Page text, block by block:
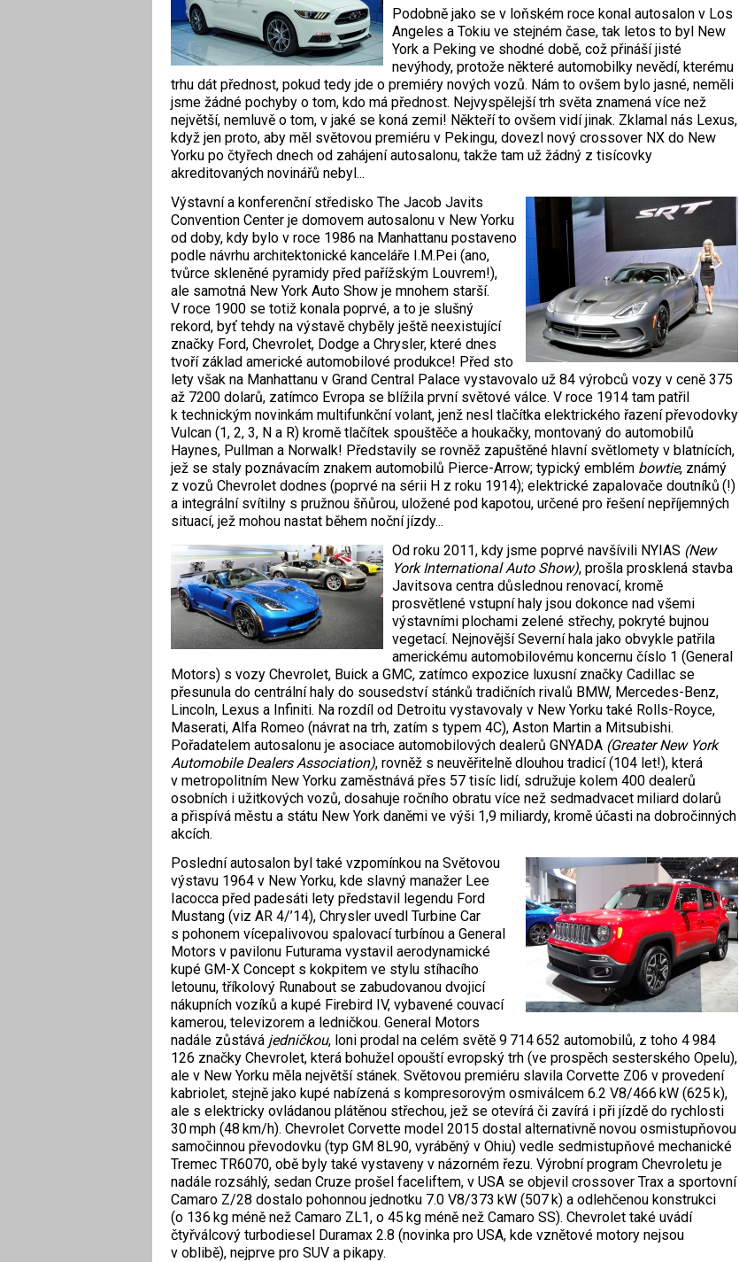
Podobně jako se v loňském roce konal autosalon v Los
Angeles a Tokiu ve stejném čase, tak letos to byl New
York a Peking ve shodné době, což přináší jisté
nevýhody, protože některé automobilky nevědí, kterému
trhu dát přednost, pokud tedy jde o premiéry nových vozů. Nám to ovšem bylo jasné, neměli
jsme žádné pochyby o tom, kdo má přednost. Nejvyspělejší trh světa znamená více než
největší, nemluvě o tom, v jaké se koná zemi! Někteří to ovšem vidí jinak. Zklamal nás Lexus,
když jen proto, aby měl světovou premiéru v Pekingu, dovezl nový crossover NX do New
Yorku po čtyřech dnech od zahájení autosalonu, takže tam už žádný z tisícovky
akreditovaných novinářů nebyl...
Výstavní a konferenční středisko The Jacob Javits
Convention Center je domovem autosalonu v New Yorku
od doby, kdy bylo v roce 1986 na Manhattanu postaveno
podle návrhu architektonické kanceláře I.M.Pei (ano,
tvůrce skleněné pyramidy před pařížským Louvrem!),
ale samotná New York Auto Show je mnohem starší.
V roce 1900 se totiž konala poprvé, a to je slušný
rekord, byť tehdy na výstavě chyběly ještě neexistující
značky Ford, Chevrolet, Dodge a Chrysler, které dnes
tvoří základ americké automobilové produkce! Před sto
lety však na Manhattanu v Grand Central Palace vystavovalo už 84 výrobců vozy v ceně 375
až 7200 dolarů, zatímco Evropa se blížila první světové válce. V roce 1914 tam patřil
k technickým novinkám multifunkční volant, jenž nesl tlačítka elektrického řazení převodovky
Vulcan (1, 2, 3, N a R) kromě tlačítek spouštěče a houkačky, montovaný do automobilů
Haynes, Pullman a Norwalk! Představily se rovněž zapuštěné hlavní světlomety v blatnících,
jež se staly poznávacím znakem automobilů Pierce-Arrow; typický emblém bowtie, známý
z vozů Chevrolet dodnes (poprvé na sérii H z roku 1914); elektrické zapalovače doutníků (!)
a integrální svítilny s pružnou šňůrou, uložené pod kapotou, určené pro řešení nepříjemných
situací, jež mohou nastat během noční jízdy...
Od roku 2011, kdy jsme poprvé navšívili NYIAS (New
York International Auto Show), prošla prosklená stavba
Javitsova centra důslednou renovací, kromě
prosvětlené vstupní haly jsou dokonce nad všemi
výstavními plochami zelené střechy, pokryté bujnou
vegetací. Nejnovější Severní hala jako obvykle patřila
americkému automobilovému koncernu číslo 1 (General
Motors) s vozy Chevrolet, Buick a GMC, zatímco expozice luxusní značky Cadillac se
přesunula do centrální haly do sousedství stánků tradičních rivalů BMW, Mercedes-Benz,
Lincoln, Lexus a Infiniti. Na rozdíl od Detroitu vystavovaly v New Yorku také Rolls-Royce,
Maserati, Alfa Romeo (návrat na trh, zatím s typem 4C), Aston Martin a Mitsubishi.
Pořadatelem autosalonu je asociace automobilových dealerů GNYADA (Greater New York
Automobile Dealers Association), rovněž s neuvěřitelně dlouhou tradicí (104 let!), která
v metropolitním New Yorku zaměstnává přes 57 tisíc lidí, sdružuje kolem 400 dealerů
osobních i užitkových vozů, dosahuje ročního obratu více než sedmadvacet miliard dolarů
a přispívá městu a státu New York daněmi ve výši 1,9 miliardy, kromě účasti na dobročinných
akcích.
Poslední autosalon byl také vzpomínkou na Světovou
výstavu 1964 v New Yorku, kde slavný manažer Lee
Iacocca před padesáti lety představil legendu Ford
Mustang (viz AR 4/’14), Chrysler uvedl Turbine Car
s pohonem vícepalivovou spalovací turbínou a General
Motors v pavilonu Futurama vystavil aerodynamické
kupé GM-X Concept s kokpitem ve stylu stíhacího
letounu, tříkolový Runabout se zabudovanou dvojicí
nákupních vozíků a kupé Firebird IV, vybavené couvací
kamerou, televizorem a ledničkou. General Motors
nadále zůstává jedničkou, loni prodal na celém světě 9 714 652 automobilů, z toho 4 984
126 značky Chevrolet, která bohužel opouští evropský trh (ve prospěch sesterského Opelu),
ale v New Yorku měla největší stánek. Světovou premiéru slavila Corvette Z06 v provedení
kabriolet, stejně jako kupé nabízená s kompresorovým osmiválcem 6.2 V8/466 kW (625 k),
ale s elektricky ovládanou plátěnou střechou, jež se otevírá či zavírá i při jízdě do rychlosti
30 mph (48 km/h). Chevrolet Corvette model 2015 dostal alternativně novou osmistupňovou
samočinnou převodovku (typ GM 8L90, vyráběný v Ohiu) vedle sedmistupňové mechanické
Tremec TR6070, obě byly také vystaveny v názorném řezu. Výrobní program Chevroletu je
nadále rozsáhlý, sedan Cruze prošel faceliftem, v USA se objevil crossover Trax a sportovní
Camaro Z/28 dostalo pohonnou jednotku 7.0 V8/373 kW (507 k) a odlehčenou konstrukci
(o 136 kg méně než Camaro ZL1, o 45 kg méně než Camaro SS). Chevrolet také uvádí
čtyřválcový turbodiesel Duramax 2.8 (novinka pro USA, kde vznětové motory nejsou
v oblibě), nejprve pro SUV a pikapy.